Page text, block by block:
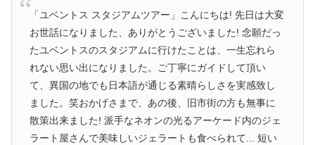
「ユベントス スタジアムツアー」こんにちは! 先日は大変
お世話になりました、ありがとうございました! 念願だっ
たユベントスのスタジアムに行けたことは、一生忘れら
れない思い出になりました。ご丁寧にガイドして頂い
て、異国の地でも日本語が通じる素晴らしさを実感致し
ました。笑おかげさまで、あの後、旧市街の方も無事に
散策出来ました! 派手なネオンの光るアーケード内のジェ
ラート屋さんで美味しいジェラートも食べられて... 短い